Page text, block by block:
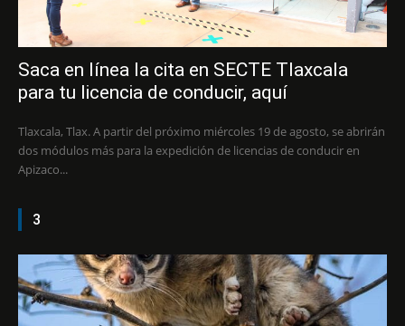
Saca en línea la cita en SECTE Tlaxcala
para tu licencia de conducir, aquí
Tlaxcala, Tlax. A partir del próximo miércoles 19 de agosto, se abrirán
dos módulos más para la expedición de licencias de conducir en
Apizaco...
3